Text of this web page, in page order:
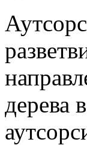
дерева